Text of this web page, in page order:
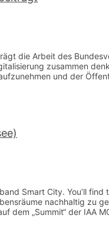
die Arbeit des
zusammen
und der
Smart City. You’ll find
nachhaltig zu
dem „Summit“ der IAA